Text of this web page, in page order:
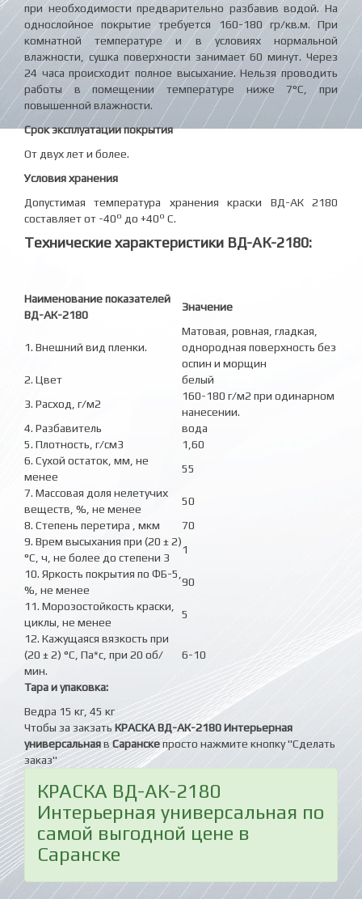
при необходимости предварительно разбавив водой. На
однослойное покрытие требуется 160-180 гр/кв.м. При
комнатной температуре и в условиях нормальной
влажности, сушка поверхности занимает 60 минут. Через
24 часа происходит полное высыхание. Нельзя проводить
работы в помещении температуре ниже 7°С, при
повышенной влажности.
Срок эксплуатации покрытия
От двух лет и более.
Условия хранения
Допустимая температура хранения краски ВД-АК 2180
составляет от -40о до +40о С.
Технические характеристики ВД-АК-2180:
Наименование показателей
ВД-АК-2180
Значение
1. Внешний вид пленки.
Матовая, ровная, гладкая,
однородная поверхность без
оспин и морщин
2. Цвет
белый
3. Расход, г/м2
160-180 г/м2 при одинарном
нанесении.
4. Разбавитель
вода
5. Плотность, г/см3
1,60
6. Сухой остаток, мм, не
менее
55
7. Массовая доля нелетучих
веществ, %, не менее
50
8. Степень перетира , мкм
70
9. Врем высыхания при (20 ± 2)
°С, ч, не более до степени 3
1
10. Яркость покрытия по ФБ-5,
%, не менее
90
11. Морозостойкость краски,
циклы, не менее
5
12. Кажущаяся вязкость при
(20 ± 2) °С, Па*с, при 20 об/
мин.
6-10
Тара и упаковка:
Ведра 15 кг, 45 кг
Чтобы за закзатьКРАСКА ВД-АК-2180 Интерьерная
универсальнаявСаранскепросто нажмите кнопку "Сделать
заказ"
КРАСКА ВД-АК-2180
Интерьерная универсальная по
самой выгодной цене в
Саранске